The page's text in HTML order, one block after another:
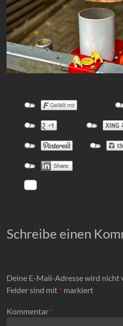
Schreibe einen
Deine E-Mail-Adresse wird nicht
Felder sind mit * markiert
Kommentar *